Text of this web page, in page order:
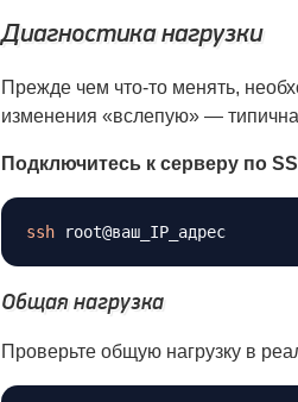
Диагностика нагрузки
Прежде чем что-то менять,
изменения «вслепую» —
Подключитесь к серверу по
ssh
Общая нагрузка
Проверьте общую нагрузку в